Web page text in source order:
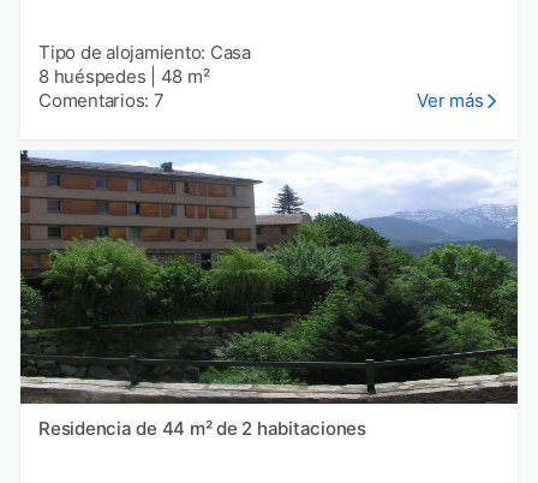
Tipo de alojamiento: Casa
8 huéspedes
48 m²
Comentarios: 7
Ver más
Residencia de 44 m² de 2 habitaciones